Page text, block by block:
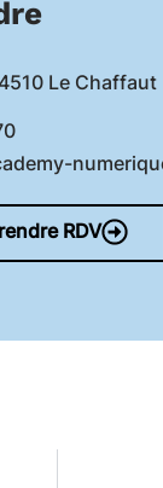
Le Chaffaut
RDV